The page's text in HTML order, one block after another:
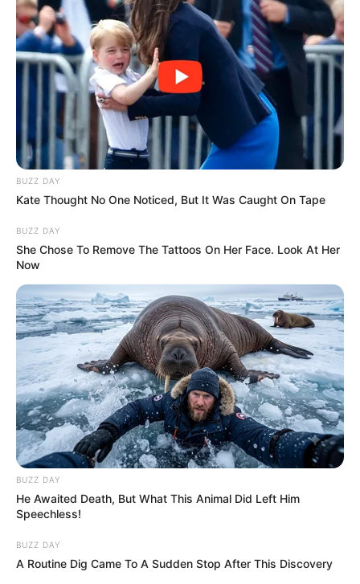
A NER világában sok minden működött a homály
miatt. Ha a homály eltűnik, az egész rendszer
máshogy néz ki.
És lehet, hogy akkor derül ki igazán, mennyi
közpénz vándorolt magánérdekek szolgálatába.
BUZZ DAY
Kate Thought No One Noticed, But It Was Caught On Tape
BUZZ DAY
She Chose To Remove The Tattoos On Her Face. Look At Her
Now
BUZZ DAY
He Awaited Death, But What This Animal Did Left Him
Speechless!
BUZZ DAY
A Routine Dig Came To A Sudden Stop After This Discovery